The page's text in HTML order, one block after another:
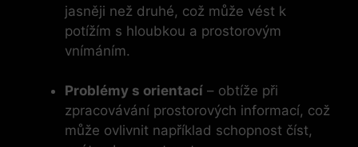
jasněji než druhé, což může vést k
potížím s hloubkou a prostorovým
vnímáním.
Problémy s orientací – obtíže při
zpracovávání prostorových informací, což
může ovlivnit například schopnost číst,